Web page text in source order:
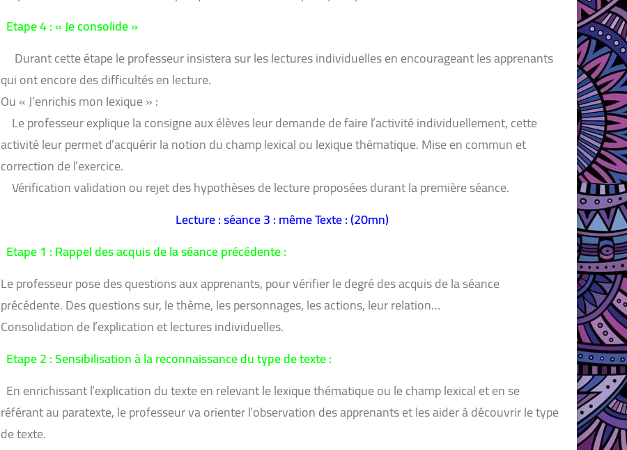
Etape 4 : « Je consolide »
Durant cette étape le professeur insistera sur les lectures individuelles en encourageant les apprenants
qui ont encore des difficultés en lecture.
Ou « J’enrichis mon lexique » :
Le professeur explique la consigne aux élèves leur demande de faire l’activité individuellement, cette
activité leur permet d’acquérir la notion du champ lexical ou lexique thématique. Mise en commun et
correction de l’exercice.
Vérification validation ou rejet des hypothèses de lecture proposées durant la première séance.
Lecture : séance 3 : même Texte : (20mn)
Etape 1 : Rappel des acquis de la séance précédente :
Le professeur pose des questions aux apprenants, pour vérifier le degré des acquis de la séance
précédente. Des questions sur, le thème, les personnages, les actions, leur relation…
Consolidation de l’explication et lectures individuelles.
Etape 2 : Sensibilisation à la reconnaissance du type de texte :
En enrichissant l’explication du texte en relevant le lexique thématique ou le champ lexical et en se
référant au paratexte, le professeur va orienter l’observation des apprenants et les aider à découvrir le type
de texte.